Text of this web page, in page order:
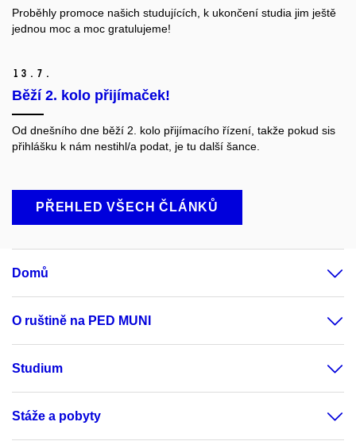
Proběhly promoce našich studujících, k ukončení studia jim ještě
jednou moc a moc gratulujeme!
13. 7.
Běží 2. kolo přijímaček!
Od dnešního dne běží 2. kolo přijímacího řízení, takže pokud sis
přihlášku k nám nestihl/a podat, je tu další šance.
PŘEHLED VŠECH ČLÁNKŮ
Domů
O ruštině na PED MUNI
Studium
Stáže a pobyty